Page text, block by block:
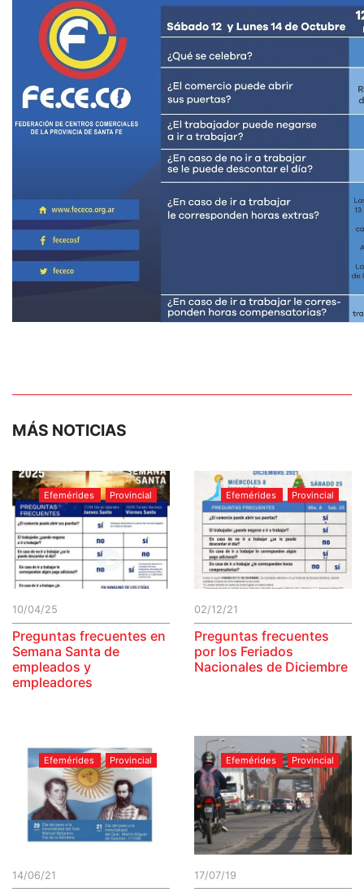
MÁS NOTICIAS
Efemérides Provincial
10/04/25
Preguntas frecuentes en
Semana Santa de
empleados y
empleadores
Efemérides Provincial
02/12/21
Preguntas frecuentes
por los Feriados
Nacionales de Diciembre
Efemérides Provincial
14/06/21
Efemérides Provincial
17/07/19